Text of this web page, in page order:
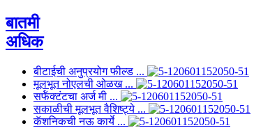
बातमी
अधिक
बीटाईची अनुप्रयोग फील्ड ...
मूलभूत नोएलची ओळख ...
सर्फॅक्टंटचा अर्ज मी ...
सकाळीची मूलभूत वैशिष्ट्ये ...
कॅशनिकची नऊ कार्ये ...